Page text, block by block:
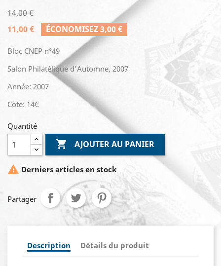
14,00 €
11,00 €
ÉCONOMISEZ 3,00 €
Bloc CNEP n°49
Salon Philatélique d'Automne, 2007
Année: 2007
Cote: 14€
Quantité
 AJOUTER AU PANIER
 Derniers articles en stock
Partager
Description Détails du produit